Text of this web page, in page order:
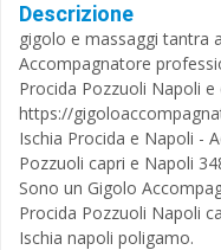
Descrizione
gigolo e massaggi tantra
Accompagnatore
Procida Pozzuoli Napoli e
https://
Ischia Procida e Napoli -
Pozzuoli capri e Napoli
Sono un Gigolo
Procida Pozzuoli Napoli
Ischia napoli poligamo.